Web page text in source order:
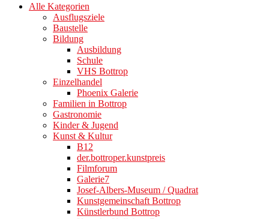
Alle Kategorien
Ausflugsziele
Baustelle
Bildung
Ausbildung
Schule
VHS Bottrop
Einzelhandel
Phoenix Galerie
Familien in Bottrop
Gastronomie
Kinder & Jugend
Kunst & Kultur
B12
der.bottroper.kunstpreis
Filmforum
Galerie7
Josef-Albers-Museum / Quadrat
Kunstgemeinschaft Bottrop
Künstlerbund Bottrop